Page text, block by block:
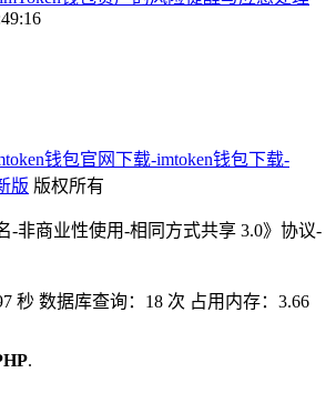
钱包官网下载-imtoken钱包下载-
版 版权所有
-非商业性使用-相同方式共享 3.0》协议-
秒 数据库查询：18 次 占用内存：3.66
.